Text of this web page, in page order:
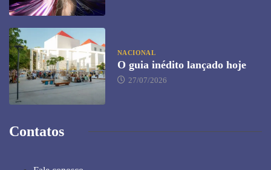
NACIONAL
O guia inédito lançado hoje
27/07/2026
Contatos